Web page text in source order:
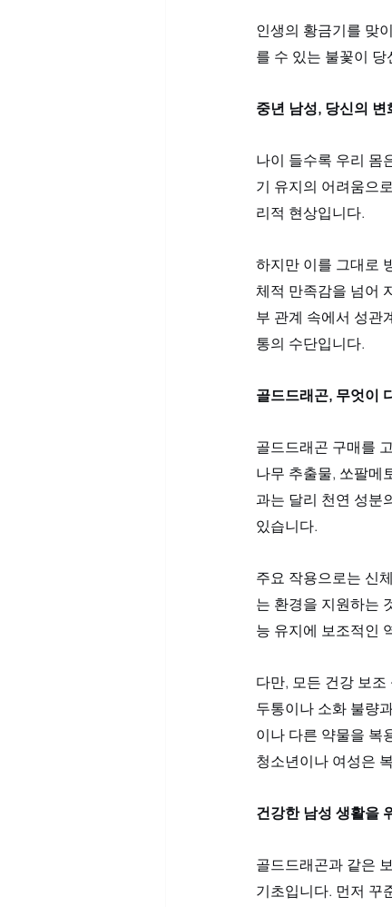
인생의 황금기를 맞
를 수 있는 불꽃이
중년 남성, 당신의
나이 들수록 우리 몸
기 유지의 어려움으
리적 현상입니다.
하지만 이를 그대로
체적 만족감을 넘어
부 관계 속에서 성관
통의 수단입니다.
골드드래곤, 무엇이
골드드래곤 구매를
나무 추출물, 쏘팔메
과는 달리 천연 성분
있습니다.
주요 작용으로는 신
는 환경을 지원하는
능 유지에 보조적인
다만, 모든 건강 보
두통이나 소화 불량
이나 다른 약물을 복
청소년이나 여성은
건강한 남성 생활을
골드드래곤과 같은
기초입니다. 먼저 꾸